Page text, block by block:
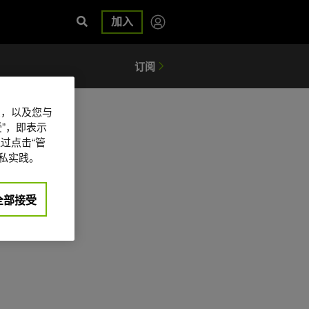
加入
以及您与
，即表示
点击“管
实践。
部接受